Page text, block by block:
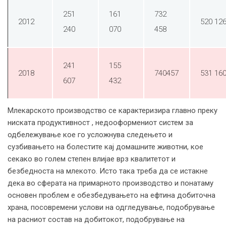
2012
251
240
161
070
732
458
520 126
2018
241
607
155
432
740457 531 160
Млекарското производство се карактеризира главно преку
ниската продуктивност , недооформениот систем за
одбележување кое го усложнува следењето и
сузбивањето на болестите кај домашните животни, кое
секако во голем степен влијае врз квалитетот и
безбедноста на млекото. Исто така треба да се истакне
дека во сферата на примарното производство и понатаму
основен проблем е обезбедувањето на ефтина добиточна
храна, посовремени услови на одгледување, подобрување
на расниот состав на добитокот, подобрување на